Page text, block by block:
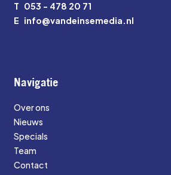
T 053 - 478 20 71
E info@vandeinsemedia.nl
Navigatie
Over ons
Nieuws
Specials
Team
Contact